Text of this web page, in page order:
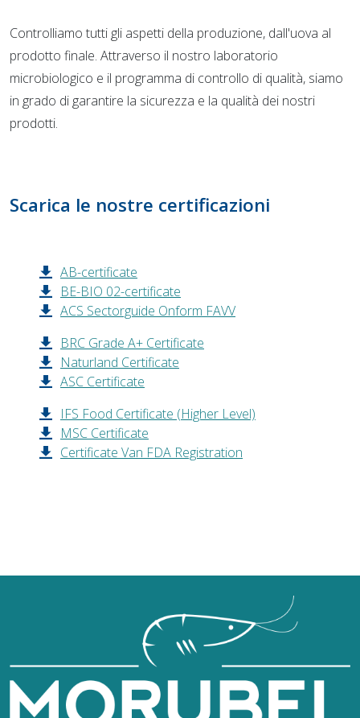
Controlliamo tutti gli aspetti della produzione, dall'uova al
prodotto finale. Attraverso il nostro laboratorio
microbiologico e il programma di controllo di qualità, siamo
in grado di garantire la sicurezza e la qualità dei nostri
prodotti.
Scarica le nostre certificazioni
AB-certificate
BE-BIO 02-certificate
ACS Sectorguide Onform FAVV
BRC Grade A+ Certificate
Naturland Certificate
ASC Certificate
IFS Food Certificate (Higher Level)
MSC Certificate
Certificate Van FDA Registration